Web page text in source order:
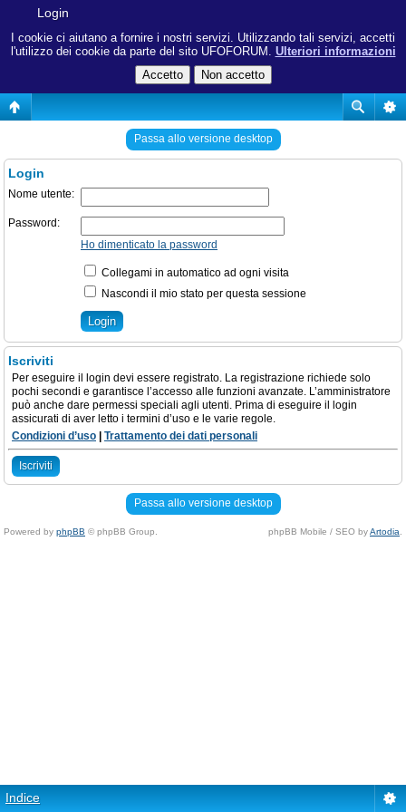
I cookie ci aiutano a fornire i nostri servizi. Utilizzando tali servizi, accetti
l'utilizzo dei cookie da parte del sito UFOFORUM. Ulteriori informazioni
Login
Passa allo versione desktop
Login
Nome utente:
Password:
Ho dimenticato la password
Collegami in automatico ad ogni visita
Nascondi il mio stato per questa sessione
Iscriviti
Per eseguire il login devi essere registrato. La registrazione richiede solo
pochi secondi e garantisce l’accesso alle funzioni avanzate. L’amministratore
può anche dare permessi speciali agli utenti. Prima di eseguire il login
assicurati di aver letto i termini d’uso e le varie regole.
Condizioni d’uso
Trattamento dei dati personali
Iscriviti
Passa allo versione desktop
Powered by phpBB © phpBB Group. phpBB Mobile / SEO byArtodia
Indice